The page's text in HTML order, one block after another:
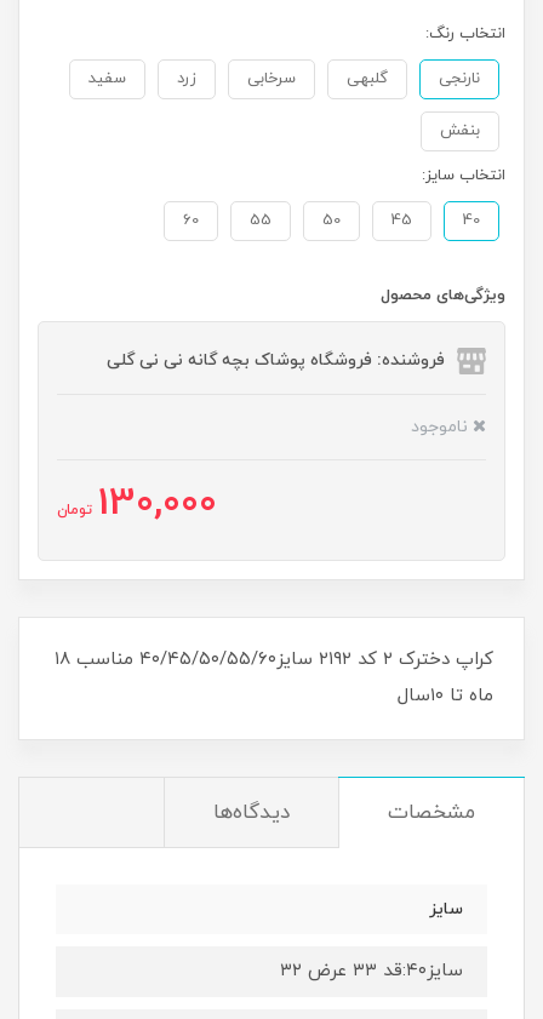
انتخاب رنگ:
نارنجی گلبهی سرخابی زرد سفید
بنفش
انتخاب سایز:
40
45
50
55
60
ویژگی‌های محصول
فروشنده: فروشگاه پوشاک بچه گانه نی نی گلی
ناموجود
130,000 تومان
کراپ دخترک ۲ کد ۲۱۹۲ سایز۴۰/۴۵/۵۰/۵۵/۶۰ مناسب ۱۸
ماه تا ۱۰سال
مشخصات دیدگاه‌ها
سایز
سایز۴۰:قد ۳۳ عرض ۳۲